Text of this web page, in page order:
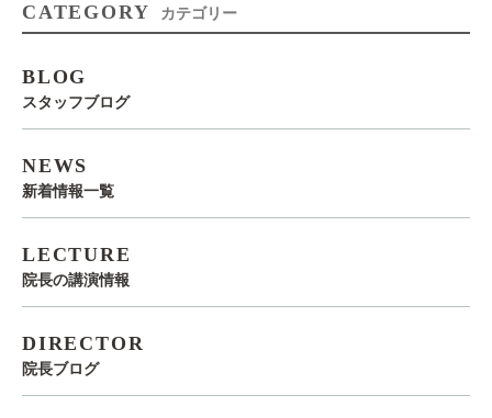
CATEGORY カテゴリー
BLOG
スタッフブログ
NEWS
新着情報一覧
LECTURE
院長の講演情報
DIRECTOR
院長ブログ